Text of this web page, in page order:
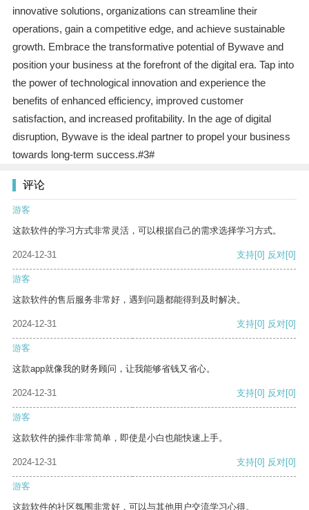
innovative solutions, organizations can streamline their
operations, gain a competitive edge, and achieve sustainable
growth. Embrace the transformative potential of Bywave and
position your business at the forefront of the digital era. Tap into
the power of technological innovation and experience the
benefits of enhanced efficiency, improved customer
satisfaction, and increased profitability. In the age of digital
disruption, Bywave is the ideal partner to propel your business
towards long-term success.#3#
评论
游客
这款软件的学习方式非常灵活，可以根据自己的需求选择学习方式。
2024-12-31 支持[0] 反对[0]
游客
这款软件的售后服务非常好，遇到问题都能得到及时解决。
2024-12-31 支持[0] 反对[0]
游客
这款app就像我的财务顾问，让我能够省钱又省心。
2024-12-31 支持[0] 反对[0]
游客
这款软件的操作非常简单，即使是小白也能快速上手。
2024-12-31 支持[0] 反对[0]
游客
这款软件的社区氛围非常好，可以与其他用户交流学习心得。